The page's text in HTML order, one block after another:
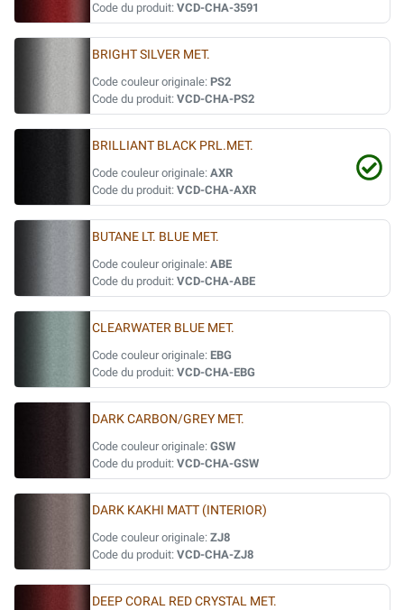
Code du produit: VCD-CHA-3591
BRIGHT SILVER MET.
Code couleur originale: PS2
Code du produit: VCD-CHA-PS2
BRILLIANT BLACK PRL.MET.
Code couleur originale: AXR
Code du produit: VCD-CHA-AXR
BUTANE LT. BLUE MET.
Code couleur originale: ABE
Code du produit: VCD-CHA-ABE
CLEARWATER BLUE MET.
Code couleur originale: EBG
Code du produit: VCD-CHA-EBG
DARK CARBON/GREY MET.
Code couleur originale: GSW
Code du produit: VCD-CHA-GSW
DARK KAKHI MATT (INTERIOR)
Code couleur originale: ZJ8
Code du produit: VCD-CHA-ZJ8
DEEP CORAL RED CRYSTAL MET.